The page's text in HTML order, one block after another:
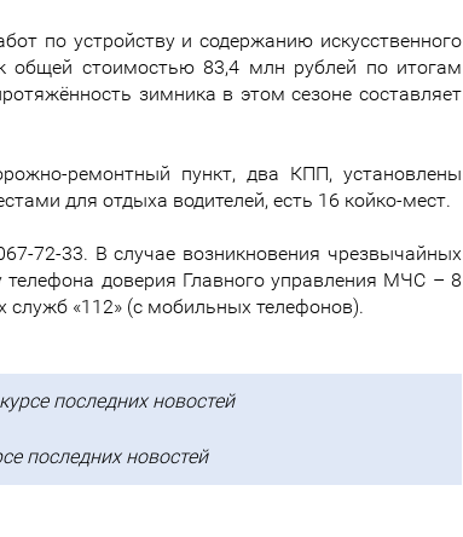
по устройству и содержанию искусственного
общей стоимостью 83,4 млн рублей по итогам
зимника в этом сезоне составляет
ремонтный пункт, два КПП, установлены
для отдыха водителей, есть 16 койко-мест.
72-33. В случае возникновения чрезвычайных
доверия Главного управления МЧС – 8
служб «112» (с мобильных телефонов).
последних новостей
последних новостей